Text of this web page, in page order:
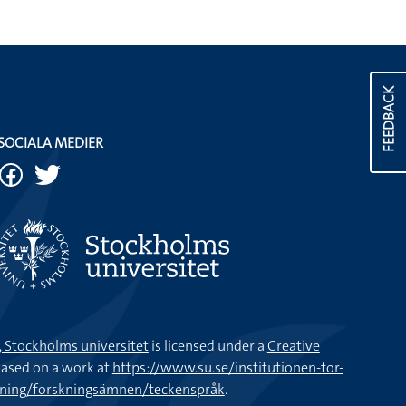
FEEDBACK
MEDIER
universitetis licensed under aCreative
on a work athttps://www.su.se/institutionen-for-
forskningsämnen/teckenspråk.